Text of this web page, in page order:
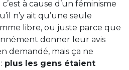
à cause d’un féminisme
n’y ait qu’une seule
libre, ou juste parce que
donner leur avis
demandé, mais ça ne
plus les gens étaient